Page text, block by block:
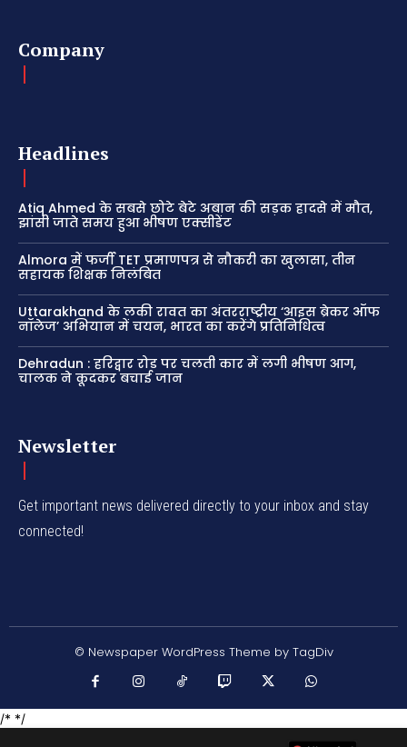
Company
Headlines
Atiq Ahmed के सबसे छोटे बेटे अबान की सड़क हादसे में मौत,
झांसी जाते समय हुआ भीषण एक्सीडेंट
Almora में फर्जी TET प्रमाणपत्र से नौकरी का खुलासा, तीन
सहायक शिक्षक निलंबित
Uttarakhand के लकी रावत का अंतरराष्ट्रीय ‘आइस ब्रेकर ऑफ
नॉलेज’ अभियान में चयन, भारत का करेंगे प्रतिनिधित्व
Dehradun : हरिद्वार रोड पर चलती कार में लगी भीषण आग,
चालक ने कूदकर बचाई जान
Newsletter
Get important news delivered directly to your inbox and stay
connected!
© Newspaper WordPress Theme by TagDiv
/* */